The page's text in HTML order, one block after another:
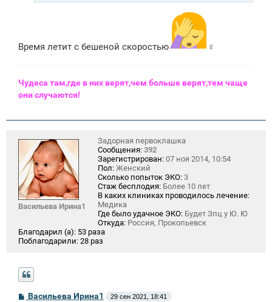
Время летит с бешеной скоростью ‍♀️
Чудеса там,где в них верят,чем больше верят,тем чаще
они случаются!
Васильева Ирина1
Задорная первоклашка
Сообщения: 392
Зарегистрирован: 07 ноя 2014, 10:54
Пол: Женский
Сколько попыток ЭКО: 3
Стаж бесплодия: Более 10 лет
В каких клиниках проводилось лечение:
Медика
Где было удачное ЭКО: Будет Зпц у Ю. Ю
Откуда: Россия, Прокопьевск
Благодарил (а): 53 раза
Поблагодарили: 28 раз
СВасильева Ирина1 29 сен 2021, 18:41